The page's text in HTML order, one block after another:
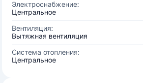
Электроснабжение:
Центральное
Вентиляция:
Вытяжная вентиляция
Система отопления:
Центральное